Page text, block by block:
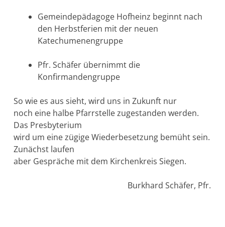
Gemeindepädagoge Hofheinz beginnt nach
den Herbstferien mit der neuen
Katechumenengruppe
Pfr. Schäfer übernimmt die
Konfirmandengruppe
So wie es aus sieht, wird uns in Zukunft nur
noch eine halbe Pfarrstelle zugestanden werden.
Das Presbyterium
wird um eine zügige Wiederbesetzung bemüht sein.
Zunächst laufen
aber Gespräche mit dem Kirchenkreis Siegen.
Burkhard Schäfer, Pfr.